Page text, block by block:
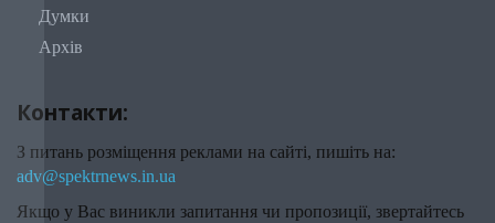
Думки
Архів
Контакти:
З питань розміщення реклами на сайті, пишіть на:
adv@spektrnews.in.ua
Якщо у Вас виникли запитання чи пропозиції, звертайтесь